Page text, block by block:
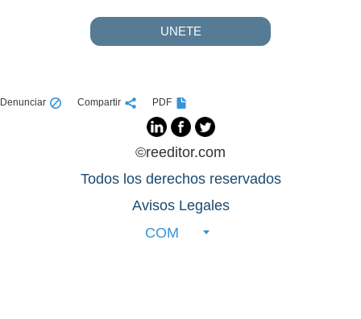
UNETE
Denunciar Compartir PDF
©reeditor.com
Todos los derechos reservados
Avisos Legales